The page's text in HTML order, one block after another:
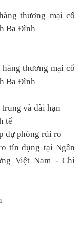
thương mại cổ
Ba Đình
thương mại cổ
Ba Đình
và dài hạn
tế
dự phòng rủi ro
tín dụng tại Ngân
Việt Nam - Chi